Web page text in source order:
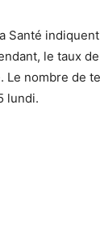
Santé
le taux
nombre de
lundi.